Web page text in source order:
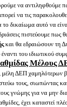
να αντιληφθούμε πως
να τις
δικαίωμα αυτό να
πιστεύουμε πως
και θα εδραιώσουν τη
του ιδιωτικού
Μέλους
ΔΕΠ χαμηλότερων
τους, σιωπώντας
γνώμης για να μην
έχει καταστεί